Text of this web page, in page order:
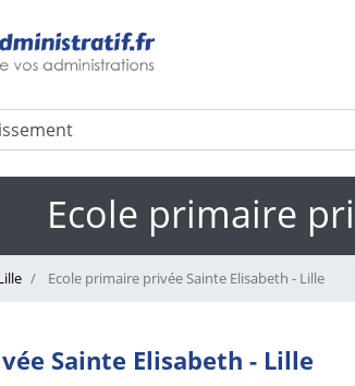
Ecole primaire
Ecole primaire privée Sainte Elisabeth - Lille
Sainte Elisabeth - Lille